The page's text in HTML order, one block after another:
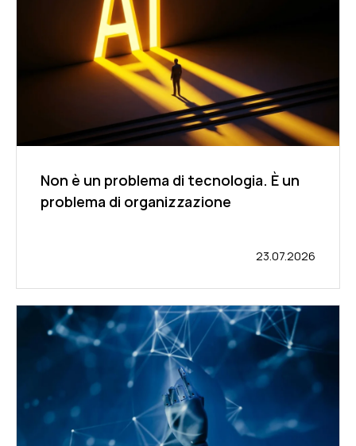
Non è un problema di tecnologia. È un
problema di organizzazione
23.07.2026